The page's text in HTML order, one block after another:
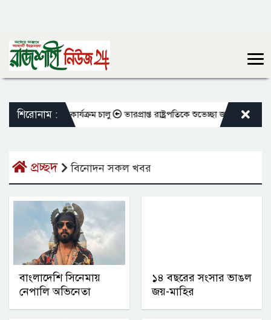
শিরোনাম :
বদলি কার্যক্রম চালু ভারপ্রাপ্ত রাষ্ট্রপতিকে শুভেচ্ছা জানালেন রাসিক
প্রচ্ছদ বিনোদন সকল খবর
বাংলাদেশি সিনেমায়
নেপালি অভিনেতা
১৪ বছরের সংসার ভাঙল
জয়-মাহির